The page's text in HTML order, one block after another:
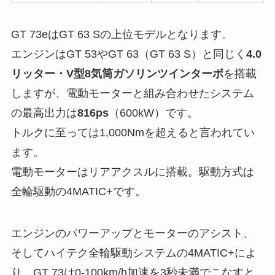
GT 73eはGT 63 Sの上位モデルとなります。
エンジンはGT 53やGT 63（GT 63 S）と同じく 4.0
リッター・V型8気筒ガソリンツインターボを搭載
しますが、電動モーターと組み合わせたシステム
の最高出力は816ps（600kW）です。
トルクに至っては1,000Nmを超えると言われてい
ます。
電動モーターはリアアクスルに搭載。駆動方式は
全輪駆動の4MATIC+です。
エンジンのパワーアップとモーターのアシスト、
そしてハイテク全輪駆動システムの4MATIC+によ